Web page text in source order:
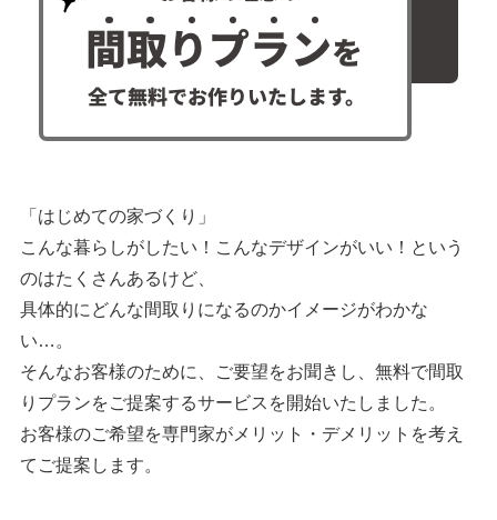
「はじめての家づくり」
こんな暮らしがしたい！こんなデザインがいい！という
のはたくさんあるけど、
具体的にどんな間取りになるのかイメージがわかな
い…。
そんなお客様のために、ご要望をお聞きし、無料で間取
りプランをご提案するサービスを開始いたしました。
お客様のご希望を専門家がメリット・デメリットを考え
てご提案します。